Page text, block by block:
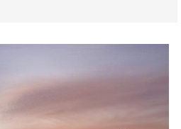
Museum & Kunst